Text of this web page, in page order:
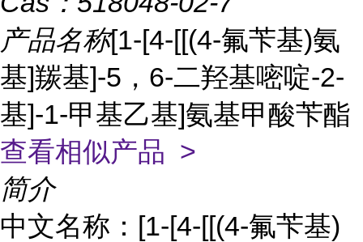
产品名称[1-[4-[[(4-氟苄基)氨
基]羰基]-5，6-二羟基嘧啶-2-
基]-1-甲基乙基]氨基甲酸苄酯
查看相似产品 >
简介
中文名称：[1-[4-[[(4-氟苄基)